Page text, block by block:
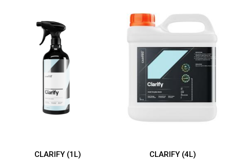
CLARIFY (1L)
CLARIFY (4L)